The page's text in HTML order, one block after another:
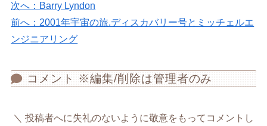
次へ：Barry Lyndon
前へ：2001年宇宙の旅.ディスカバリー号とミッチェルエ
ンジニアリング
コメント ※編集/削除は管理者のみ
投稿者へに失礼のないように敬意をもってコメントし